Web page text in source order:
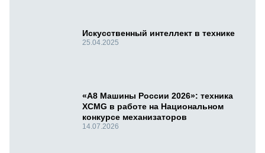
Искусственный интеллект в технике
25.04.2025
«А8 Машины России 2026»: техника
XCMG в работе на Национальном
конкурсе механизаторов
14.07.2026